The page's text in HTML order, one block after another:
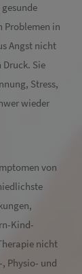
Problemen in
Angst nicht
Sie
Stress,
wieder
von
Kind-
nicht
Physio- und